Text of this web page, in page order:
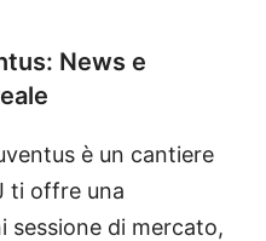
News e
è un cantiere
ti offre una
sessione di mercato,